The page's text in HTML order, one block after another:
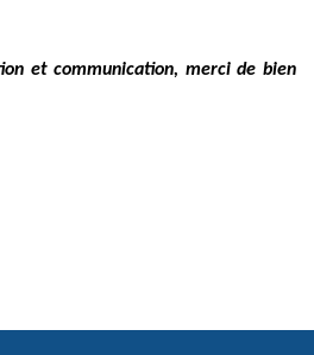
et communication, merci de bien